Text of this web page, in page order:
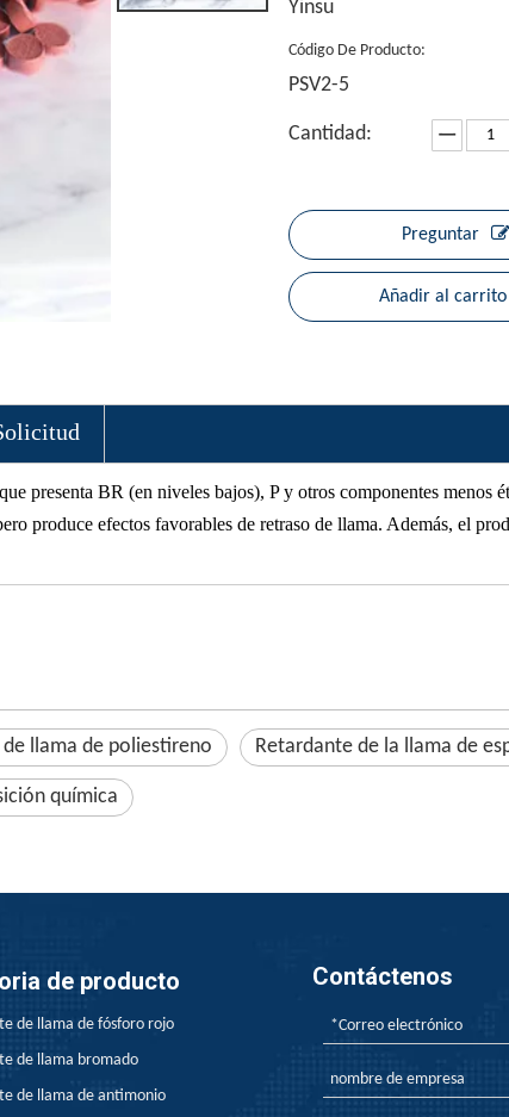
Yinsu
Código De Producto:
PSV2-5
Cantidad:
Preguntar
Añadir al carrito
presenta BR (en niveles bajos), P y otros componentes menos
produce efectos favorables de retraso de llama. Además, el
llama de poliestireno Retardante de la llama de
química
de producto
de llama de fósforo rojo
de llama bromado
de llama de antimonio
Contáctenos